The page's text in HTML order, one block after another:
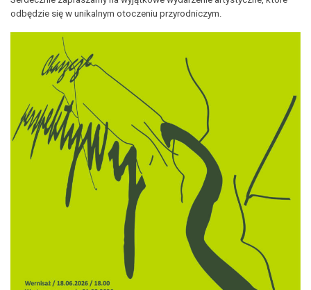
odbędzie się w unikalnym otoczeniu przyrodniczym.